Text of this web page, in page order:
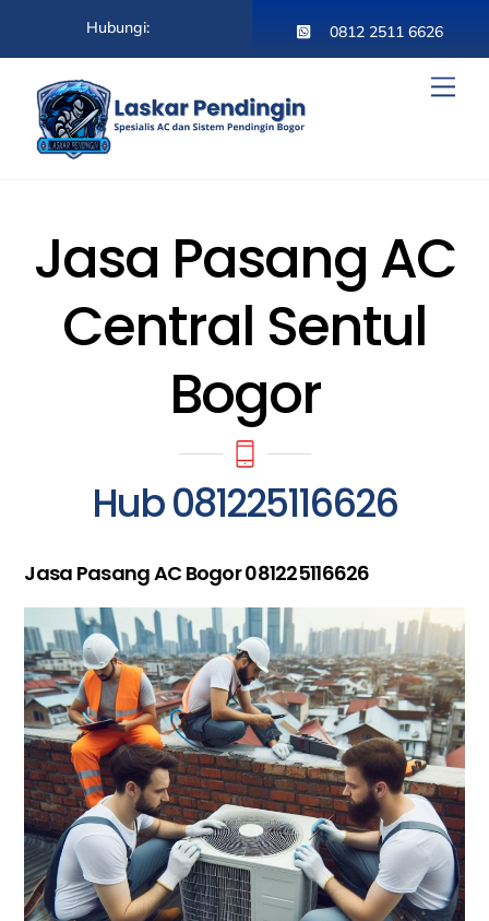
content
Hubungi: 0812 2511 6626
Jasa Pasang AC
Central Sentul
Bogor
Hub 081225116626
Jasa Pasang AC Bogor 081225116626